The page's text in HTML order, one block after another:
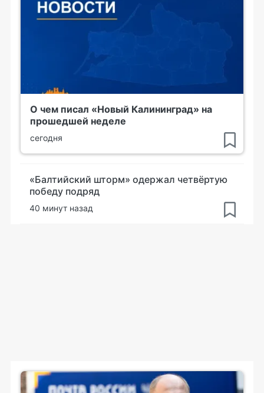
О чем писал «Новый Калининград» на
прошедшей неделе
сегодня
«Балтийский шторм» одержал четвёртую
победу подряд
40 минут назад